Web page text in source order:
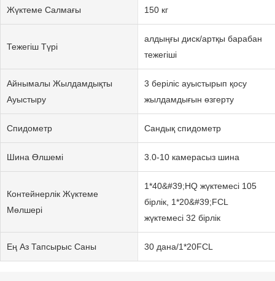
Жүктеме Салмағы 150 кг
Тежегіш Түрі
алдыңғы диск/артқы барабан
тежегіші
Айнымалы Жылдамдықты
Ауыстыру
3 беріліс ауыстырып қосу
жылдамдығын өзгерту
Спидометр Сандық спидометр
Шина Өлшемі 3.0-10 камерасыз шина
Контейнерлік Жүктеме
Мөлшері
1*40&#39;HQ жүктемесі 105
бірлік, 1*20&#39;FCL
жүктемесі 32 бірлік
Ең Аз Тапсырыс Саны 30 дана/1*20FCL